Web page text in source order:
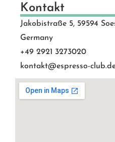
Kontakt
Jakobistraße 5, 59594
Germany
+49 2921 3273020
kontakt@espresso-